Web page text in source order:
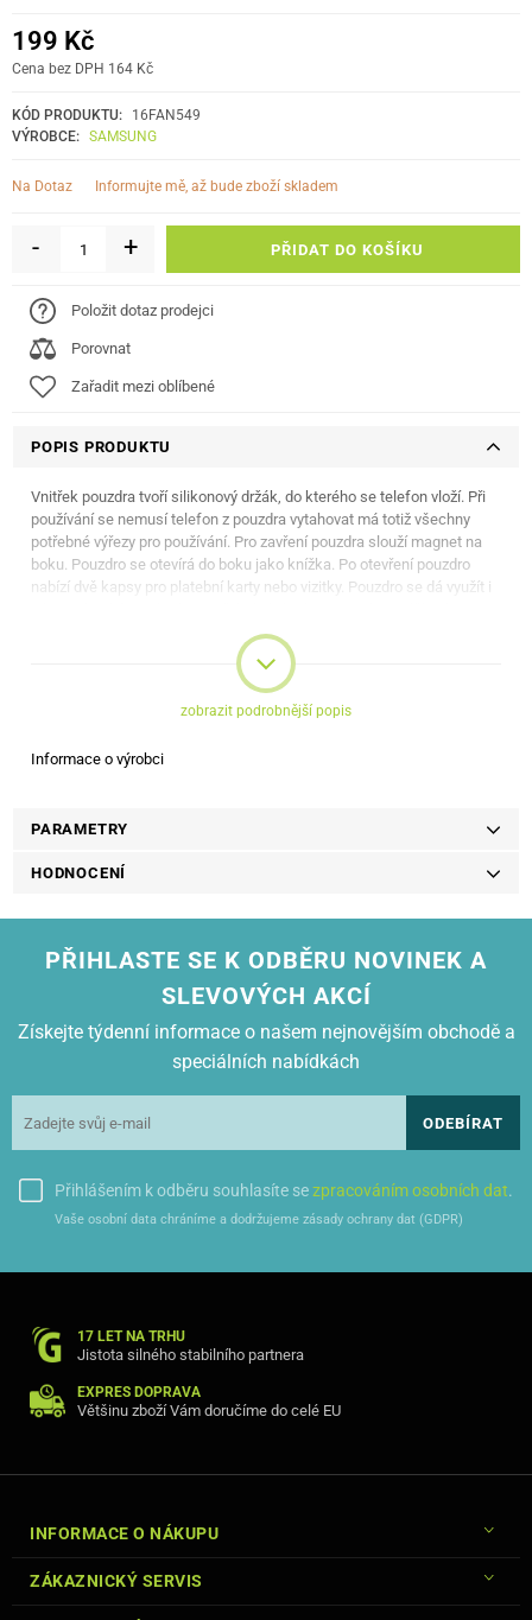
199 Kč
Cena bez DPH 164 Kč
KÓD PRODUKTU:
16FAN549
VÝROBCE: SAMSUNG
Na Dotaz informujte mě, až bude zboží skladem
- + PŘIDAT DO KOŠÍKU
Položit dotaz prodejci
Porovnat
Zařadit mezi oblíbené
POPIS PRODUKTU
Vnitřek pouzdra tvoří silikonový držák, do kterého se telefon vloží. Při
používání se nemusí telefon z pouzdra vytahovat má totiž všechny
potřebné výřezy pro používání. Pro zavření pouzdra slouží magnet na
boku. Pouzdro se otevírá do boku jako knížka. Po otevření pouzdro
nabízí dvě kapsy pro platební karty nebo vizitky. Pouzdro se dá využít i
míru, máte tedy přístup ke všem potřebným funkcím (fotoaparát,
zobrazit podrobnější popis
Informace o výrobci
PARAMETRY
HODNOCENÍ
PŘIHLASTE SE K ODBĚRU NOVINEK A
SLEVOVÝCH AKCÍ
Získejte týdenní informace o našem nejnovějším obchodě a
speciálních nabídkách
ODEBÍRAT
Přihlášením k odběru souhlasíte sezpracováním osobních dat.
Vaše osobní data chráníme a dodržujeme zásady ochrany dat (GDPR)
17 LET NA TRHU
Jistota silného stabilního partnera
EXPRES DOPRAVA
Většinu zboží Vám doručíme do celé EU
INFORMACE O NÁKUPU
ZÁKAZNICKÝ SERVIS